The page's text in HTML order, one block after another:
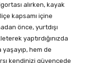
alırken, kayak
kapsamı içine
önce, yurtdışı
yaptırdığınızda
hem de
kendinizi güvencede